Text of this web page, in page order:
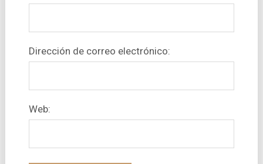
Dirección de correo electrónico:
Web: